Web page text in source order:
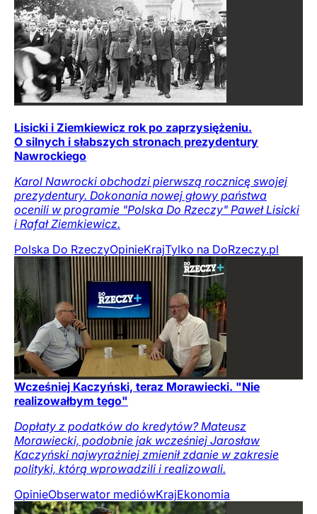
Lisicki i Ziemkiewicz rok po zaprzysiężeniu.
O silnych i słabszych stronach prezydentury
Nawrockiego
Karol Nawrocki obchodzi pierwszą rocznicę swojej
prezydentury. Dokonania nowej głowy państwa
ocenili w programie "Polska Do Rzeczy" Paweł Lisicki
i Rafał Ziemkiewicz.
Polska Do RzeczyOpinieKrajTylko na DoRzeczy.pl
Wcześniej Kaczyński, teraz Morawiecki. "Nie
realizowałbym tego"
Dopłaty z podatków do kredytów? Mateusz
Morawiecki, podobnie jak wcześniej Jarosław
Kaczyński najwyraźniej zmienił zdanie w zakresie
polityki, którą wprowadzili i realizowali.
OpinieObserwator mediówKrajEkonomia